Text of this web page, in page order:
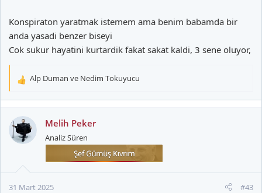
Konspiraton yaratmak istemem ama benim babamda bir
anda yasadi benzer biseyi
Cok sukur hayatini kurtardik fakat sakat kaldi, 3 sene oluyor,
T
k
i
l
Alp Duman ve Nedim Tokuyucu
Melih Peker
Analiz Süren
31 Mart 2025 #43